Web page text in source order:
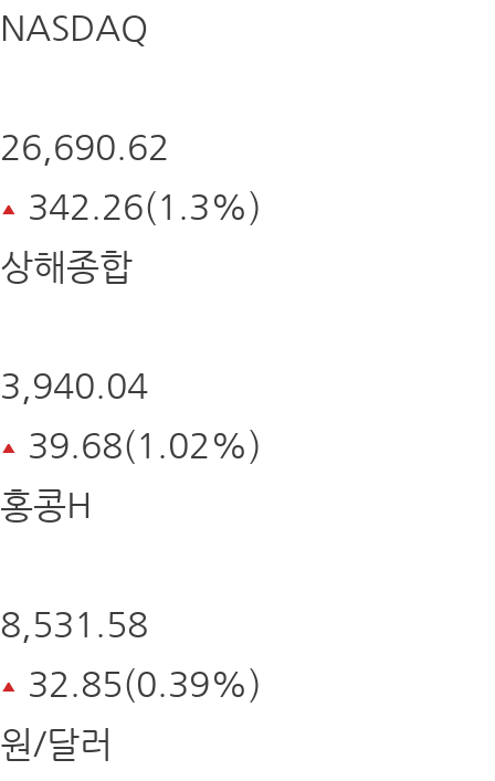
NASDAQ
26,690.62
342.26(1.3%)
상해종합
3,940.04
39.68(1.02%)
홍콩H
8,531.58
32.85(0.39%)
원/달러